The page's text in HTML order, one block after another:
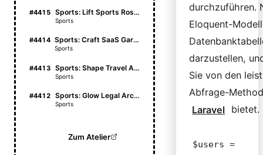
#4415 Sports: Lift Sports Roster
Sports
#4414 Sports: Craft SaaS Garden
Sports
#4413 Sports: Shape Travel Atlas
Sports
#4412 Sports: Glow Legal Archive
Sports
Zum Atelier
durchzuführen.
Eloquent-
darzustellen,
Sie von den
Abfrage-
Laravel bietet.
$users =